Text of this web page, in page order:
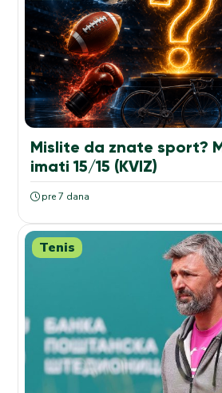
Mislite da znate sport?
imati 15/15 (KVIZ)
pre 7 dana
Tenis